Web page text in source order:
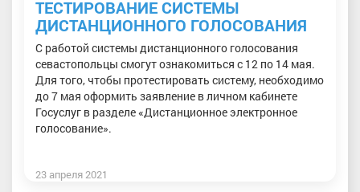
ТЕСТИРОВАНИЕ СИСТЕМЫ
ДИСТАНЦИОННОГО ГОЛОСОВАНИЯ
С работой системы дистанционного голосования
севастопольцы смогут ознакомиться с 12 по 14 мая.
Для того, чтобы протестировать систему, необходимо
до 7 мая оформить заявление в личном кабинете
Госуслуг в разделе «Дистанционное электронное
голосование».
23 апреля 2021